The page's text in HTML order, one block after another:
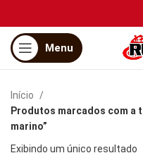
Menu
Início
Produtos marcados com a
marino”
Exibindo um único resultado